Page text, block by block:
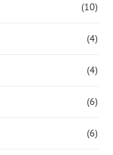
(10)
(4)
(4)
(6)
(6)